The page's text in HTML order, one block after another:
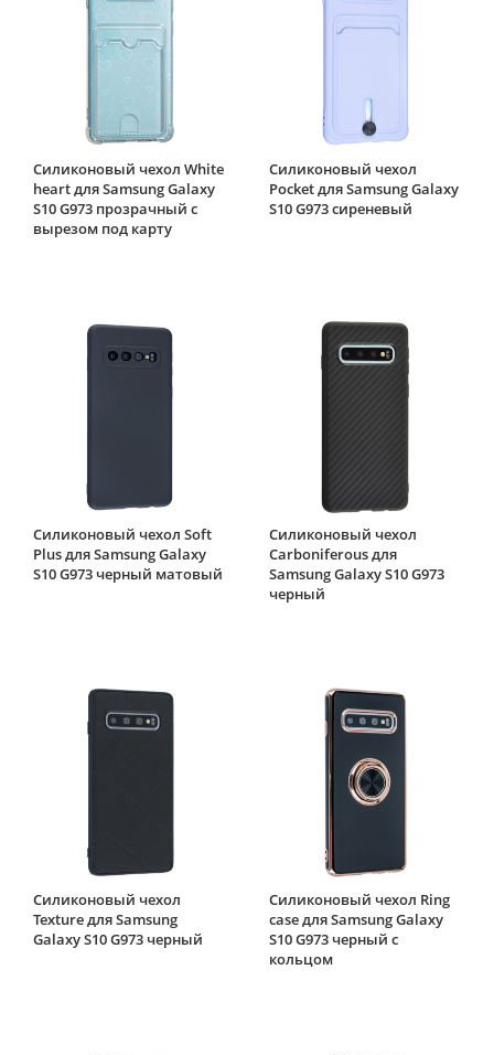
Силиконовый чехол White
heart для Samsung Galaxy
S10 G973 прозрачный с
вырезом под карту
Силиконовый чехол
Pocket для Samsung Galaxy
S10 G973 сиреневый
Силиконовый чехол Soft
Plus для Samsung Galaxy
S10 G973 черный матовый
Силиконовый чехол
Carboniferous для
Samsung Galaxy S10 G973
черный
Силиконовый чехол
Texture для Samsung
Galaxy S10 G973 черный
Силиконовый чехол Ring
case для Samsung Galaxy
S10 G973 черный с
кольцом